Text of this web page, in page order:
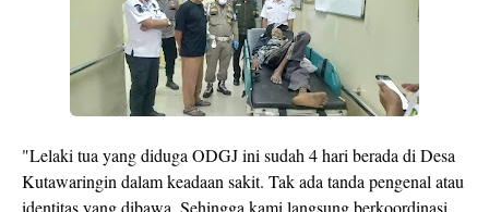
"Lelaki tua yang diduga ODGJ ini sudah 4 hari berada di Desa
Kutawaringin dalam keadaan sakit. Tak ada tanda pengenal atau
identitas yang dibawa. Sehingga kami langsung berkoordinasi